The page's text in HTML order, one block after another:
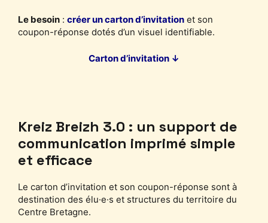
Le besoin : créer un carton d’invitation et son
coupon-réponse dotés d’un visuel identifiable.
Carton d’invitation ↓
Kreiz Breizh 3.0 : un support de
communication imprimé simple
et efficace
Le carton d’invitation et son coupon-réponse sont à
destination des élu·e·s et structures du territoire du
Centre Bretagne.